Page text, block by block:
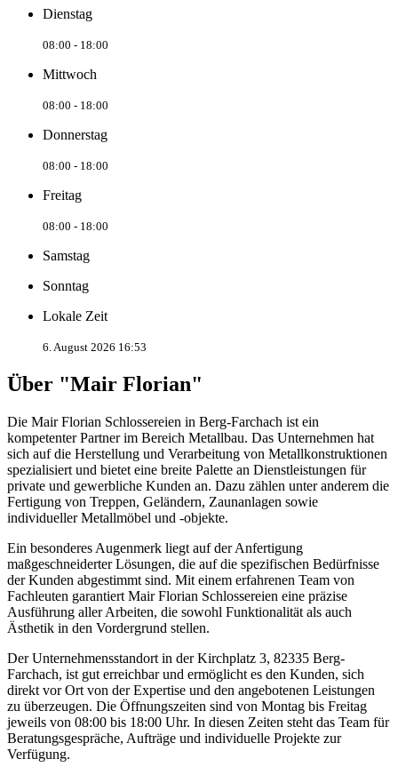
Dienstag
08:00 - 18:00
Mittwoch
08:00 - 18:00
Donnerstag
08:00 - 18:00
Freitag
08:00 - 18:00
Samstag
Sonntag
Lokale Zeit
6. August 2026 16:53
Über "Mair Florian"
Die Mair Florian Schlossereien in Berg-Farchach ist ein
kompetenter Partner im Bereich Metallbau. Das Unternehmen hat
sich auf die Herstellung und Verarbeitung von Metallkonstruktionen
spezialisiert und bietet eine breite Palette an Dienstleistungen für
private und gewerbliche Kunden an. Dazu zählen unter anderem die
Fertigung von Treppen, Geländern, Zaunanlagen sowie
individueller Metallmöbel und -objekte.
Ein besonderes Augenmerk liegt auf der Anfertigung
maßgeschneiderter Lösungen, die auf die spezifischen Bedürfnisse
der Kunden abgestimmt sind. Mit einem erfahrenen Team von
Fachleuten garantiert Mair Florian Schlossereien eine präzise
Ausführung aller Arbeiten, die sowohl Funktionalität als auch
Ästhetik in den Vordergrund stellen.
Der Unternehmensstandort in der Kirchplatz 3, 82335 Berg-
Farchach, ist gut erreichbar und ermöglicht es den Kunden, sich
direkt vor Ort von der Expertise und den angebotenen Leistungen
zu überzeugen. Die Öffnungszeiten sind von Montag bis Freitag
jeweils von 08:00 bis 18:00 Uhr. In diesen Zeiten steht das Team für
Beratungsgespräche, Aufträge und individuelle Projekte zur
Verfügung.